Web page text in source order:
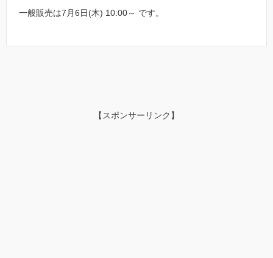
一般販売は7月6日(木) 10:00～ です。
【スポンサーリンク】